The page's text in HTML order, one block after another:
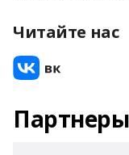
Читайте нас
Партнеры